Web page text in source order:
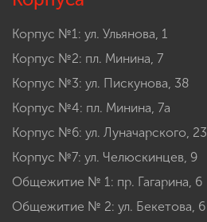
Корпус №1: ул. Ульянова, 1
Корпус №2: пл. Минина, 7
Корпус №3: ул. Пискунова, 38
Корпус №4: пл. Минина, 7а
Корпус №6: ул. Луначарского, 23
Корпус №7: ул. Челюскинцев, 9
Общежитие № 1: пр. Гагарина, 6
Общежитие № 2: ул. Бекетова, 6